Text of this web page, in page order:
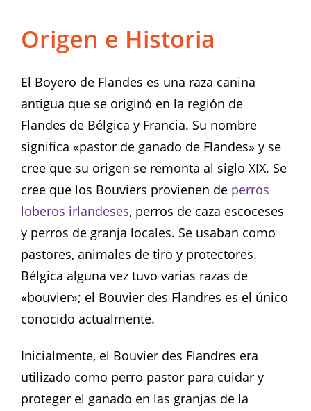
Origen e Historia
El Boyero de Flandes es una raza canina
antigua que se originó en la región de
Flandes de Bélgica y Francia. Su nombre
significa «pastor de ganado de Flandes» y se
cree que su origen se remonta al siglo XIX. Se
cree que los Bouviers provienen de perros
loberos irlandeses, perros de caza escoceses
y perros de granja locales. Se usaban como
pastores, animales de tiro y protectores.
Bélgica alguna vez tuvo varias razas de
«bouvier»; el Bouvier des Flandres es el único
conocido actualmente.
Inicialmente, el Bouvier des Flandres era
utilizado como perro pastor para cuidar y
proteger el ganado en las granjas de la